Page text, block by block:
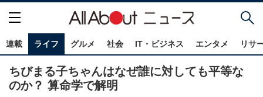
連載 ライフ グルメ 社会 IT・ビジネス エンタメ リサ
ちびまる子ちゃんはなぜ誰に対しても平等な
のか？ 算命学で解明